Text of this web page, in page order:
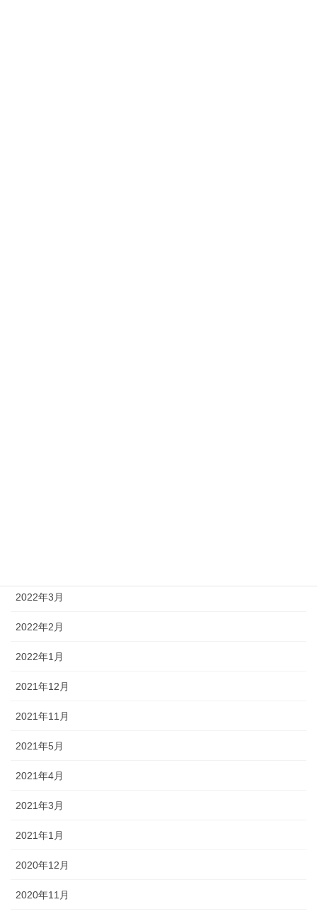
2022年3月
2022年2月
2022年1月
2021年12月
2021年11月
2021年5月
2021年4月
2021年3月
2021年1月
2020年12月
2020年11月